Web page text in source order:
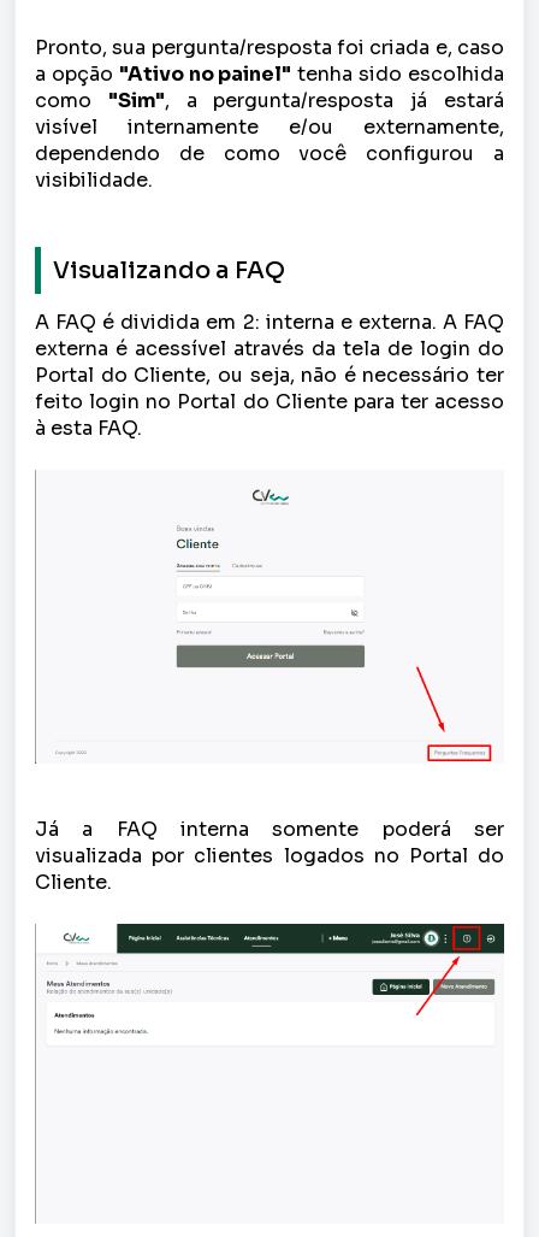
Pronto, sua pergunta/resposta foi criada e, caso
a opção "Ativo no painel" tenha sido escolhida
como "Sim", a pergunta/resposta já estará
visível internamente e/ou externamente,
dependendo de como você configurou a
visibilidade.
Visualizando a FAQ
A FAQ é dividida em 2: interna e externa. A FAQ
externa é acessível através da tela de login do
Portal do Cliente, ou seja, não é necessário ter
feito login no Portal do Cliente para ter acesso
à esta FAQ.
Já a FAQ interna somente poderá ser
visualizada por clientes logados no Portal do
Cliente.